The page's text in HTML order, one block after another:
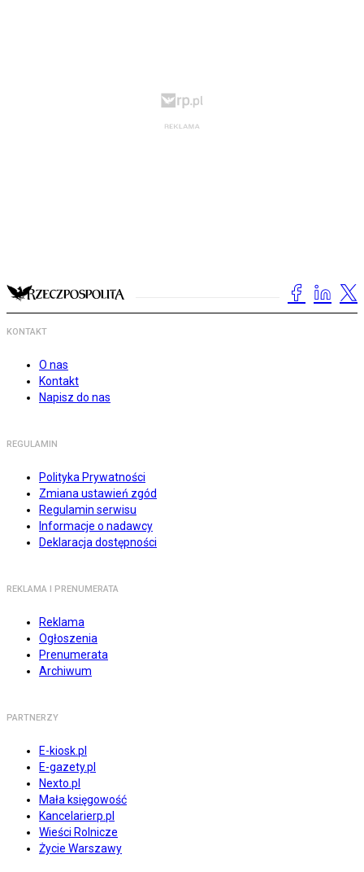
KONTAKT
O nas
Kontakt
Napisz do nas
REGULAMIN
Polityka Prywatności
Zmiana ustawień zgód
Regulamin serwisu
Informacje o nadawcy
Deklaracja dostępności
REKLAMA I PRENUMERATA
Reklama
Ogłoszenia
Prenumerata
Archiwum
PARTNERZY
E-kiosk.pl
E-gazety.pl
Nexto.pl
Mała księgowość
Kancelarierp.pl
Wieści Rolnicze
Życie Warszawy